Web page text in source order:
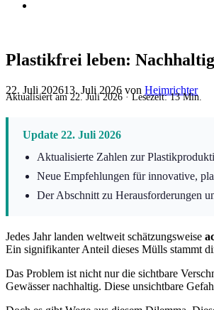
Plastikfrei leben:
22. Juli 202613. Juli 2026 von Heimrichter
Aktualisiert am 22. Juli 2026 · Lesezeit: 13 Min.
Update 22. Juli 2026
Aktualisierte Zahlen zur
Neue Empfehlungen für innovative,
Der Abschnitt zu Herausforderungen
Jedes Jahr landen weltweit schätzungsweise
Ein signifikanter Anteil dieses Mülls stammt
Das Problem ist nicht nur die sichtbare
Gewässer nachhaltig. Diese unsichtbare